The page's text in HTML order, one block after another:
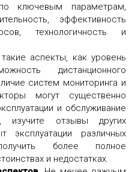
ключевым параметрам,
эффективность
технологичность и
аспекты, как уровень
дистанционного
систем мониторинга и
могут существенно
и обслуживание
изучите отзывы других
эксплуатации различных
более полное
и недостатках.